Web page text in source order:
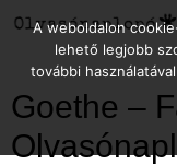
Kilépés
tartalomba
Goethe –
A weboldalon
lehető legjobb
további